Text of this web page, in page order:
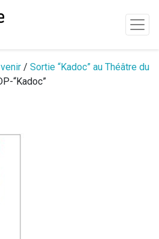
/ Sortie “Kadoc” au Théâtre du
“Kadoc”